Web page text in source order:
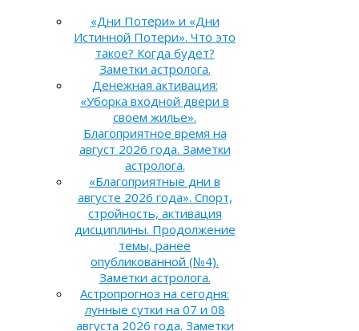
«Дни Потери» и «Дни
Истинной Потери». Что это
такое? Когда будет?
Заметки астролога.
Денежная активация:
«Уборка входной двери в
своем жилье».
Благоприятное время на
август 2026 года. Заметки
астролога.
«Благоприятные дни в
августе 2026 года». Спорт,
стройность, активация
дисциплины. Продолжение
темы, ранее
опубликованной (№4).
Заметки астролога.
Астропрогноз на сегодня:
лунные сутки на 07 и 08
августа 2026 года. Заметки